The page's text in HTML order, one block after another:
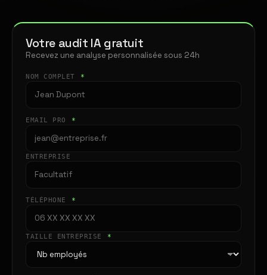
Votre audit IA gratuit
Recevez une analyse personnalisée sous 24h
NOM COMPLET *
EMAIL PRO *
ENTREPRISE
TÉLÉPHONE *
TAILLE ENTREPRISE *